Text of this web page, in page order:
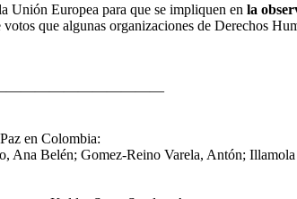
Unión Europea para que se impliquen en la
que algunas organizaciones de Derechos
2021. ————————————
en Colombia:
Ana Belén; Gomez-Reino Varela, Antón;